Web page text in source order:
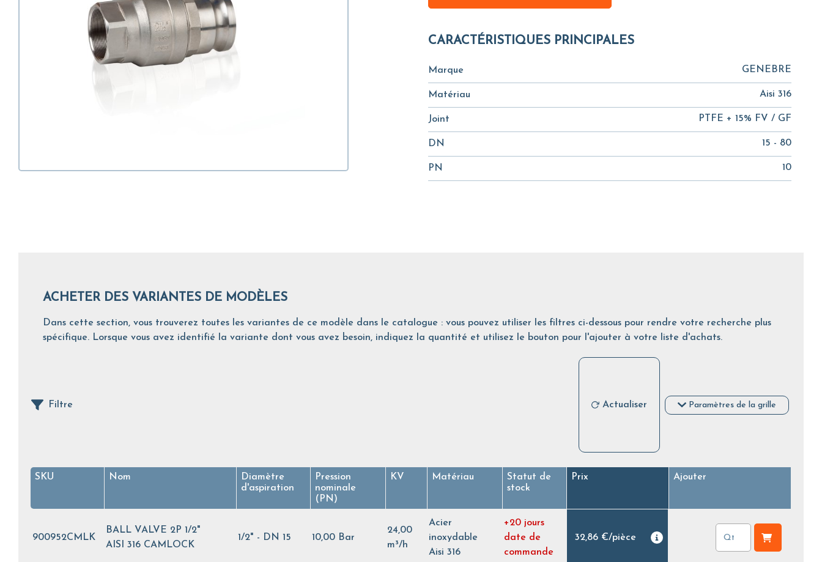
CARACTÉRISTIQUES PRINCIPALES
Marque GENEBRE
Matériau Aisi 316
Joint PTFE + 15% FV / GF
DN 15 - 80
PN 10
ACHETER DES VARIANTES DE MODÈLES
Dans cette section, vous trouverez toutes les variantes de ce modèle dans le catalogue : vous pouvez utiliser les filtres ci-dessous pour rendre votre recherche plus
spécifique. Lorsque vous avez identifié la variante dont vous avez besoin, indiquez la quantité et utilisez le bouton pour l'ajouter à votre liste d'achats.
Filtre Actualiser Paramètres de la grille
SKU Nom
Diamètre
d'aspiration
Pression
nominale
(PN)
KV Matériau
Statut de
stock
Prix Ajouter
900952CMLK
BALL VALVE 2P 1/2"
AISI 316 CAMLOCK
1/2" - DN 15 10,00 Bar
24,00
m³/h
Acier
inoxydable
Aisi 316
+20 jours
date de
commande
32,86 €/pièce